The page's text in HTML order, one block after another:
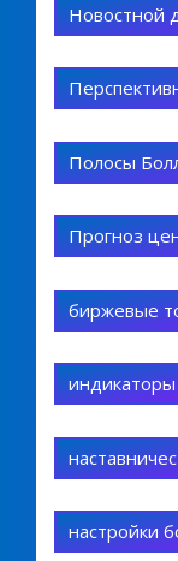
Новостной
Полосы
Прогноз
биржевые
индикаторы
настройки